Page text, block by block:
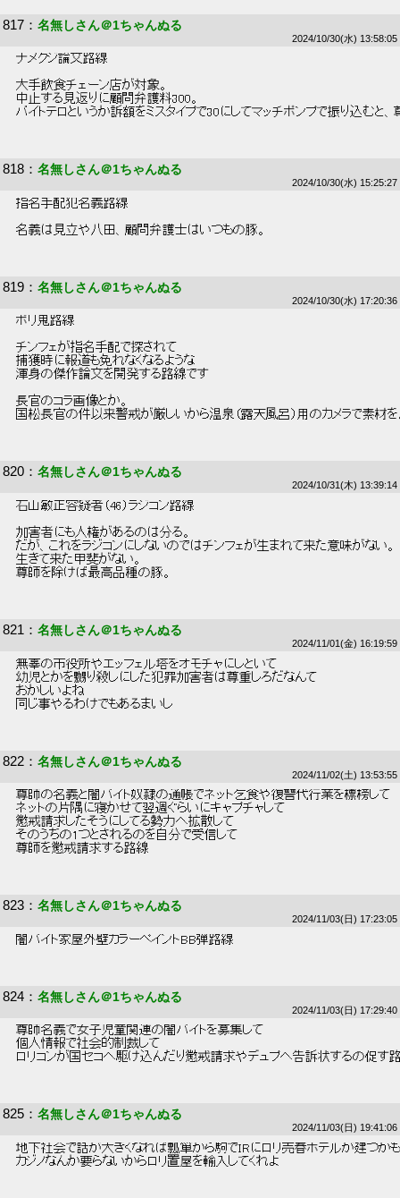
817 ： 名無しさん＠1ちゃんぬる
2024/10/30(水) 13:58:05
ナメクジ論文路線
大手飲食チェーン店が対象。
中止する見返りに顧問弁護料300。
バイトテロというか訴額をミスタイプで30にしてマッチポンプで振り込む
818 ： 名無しさん＠1ちゃんぬる
2024/10/30(水) 15:25:27
指名手配犯名義路線
名義は見立や八田、顧問弁護士はいつもの豚。
819 ： 名無しさん＠1ちゃんぬる
2024/10/30(水) 17:20:36
ポリ鬼路線
チンフェが指名手配で探されて
捕獲時に報道も免れなくなるような
渾身の傑作論文を開発する路線です
長官のコラ画像とか。
国松長官の件以来警戒が厳しいから温泉（露天風呂）用のカメラで素材
820 ： 名無しさん＠1ちゃんぬる
2024/10/31(木) 13:39:14
石山敏正容疑者（46）ラジコン路線
加害者にも人権があるのは分る。
だが、これをラジコンにしないのではチンフェが生まれて来た意味がない。
生きて来た甲斐がない。
尊師を除けば最高品種の豚。
821 ： 名無しさん＠1ちゃんぬる
2024/11/01(金) 16:19:59
無辜の市役所やエッフェル塔をオモチャにしといて
幼児とかを嬲り殺しにした犯罪加害者は尊重しろだなんて
おかしいよね
同じ事やるわけでもあるまいし
822 ： 名無しさん＠1ちゃんぬる
2024/11/02(土) 13:53:55
尊師の名義と闇バイト奴隷の通帳でネット乞食や復讐代行業を標榜して
ネットの片隅に寝かせて翌週ぐらいにキャプチャして
懲戒請求したそうにしてる勢力へ拡散して
そのうちの1つとされるのを自分で受信して
尊師を懲戒請求する路線
823 ： 名無しさん＠1ちゃんぬる
2024/11/03(日) 17:23:05
闇バイト家屋外壁カラーペイントBB弾路線
824 ： 名無しさん＠1ちゃんぬる
2024/11/03(日) 17:29:40
尊師名義で女子児童関連の闇バイトを募集して
個人情報で社会的制裁して
ロリコンが国セコへ駆け込んだり懲戒請求やデュプへ告訴状するの促す
825 ： 名無しさん＠1ちゃんぬる
2024/11/03(日) 19:41:06
地下社会で話が大きくなれば瓢箪から駒でIRにロリ売春ホテルが建つか
カジノなんか要らないからロリ置屋を輸入してくれよ